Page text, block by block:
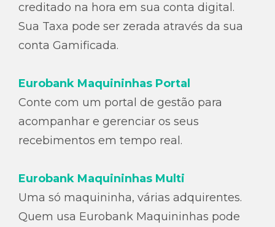
creditado na hora em sua conta digital.
Sua Taxa pode ser zerada através da sua
conta Gamificada.
Eurobank Maquininhas Portal
Conte com um portal de gestão para
acompanhar e gerenciar os seus
recebimentos em tempo real.
Eurobank Maquininhas Multi
Uma só maquininha, várias adquirentes.
Quem usa Eurobank Maquininhas pode